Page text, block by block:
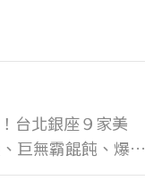
台北銀座９家美
巨無霸餛飩、爆汁